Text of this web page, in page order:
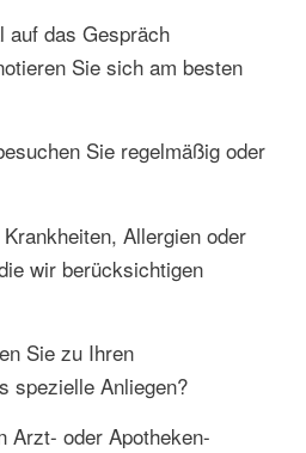
auf das Gespräch
Sie sich am besten
Sie regelmäßig oder
Allergien oder
wir berücksichtigen
Sie zu Ihren
spezielle Anliegen?
Arzt- oder Apotheken-